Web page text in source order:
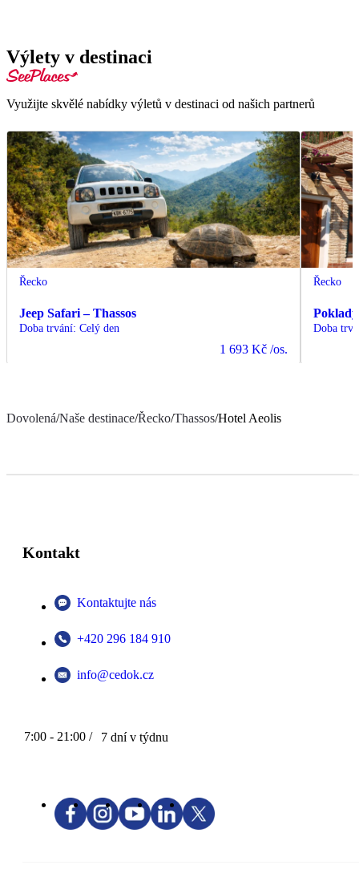
Výlety v destinaci
Využijte skvělé nabídky výletů v destinaci od našich partnerů
Řecko
Jeep Safari – Thassos
Doba trvání: Celý den
1 693 Kč /os.
Řecko
Doba
Dovolená/Naše destinace/Řecko/Thassos/Hotel Aeolis
Kontakt
Kontaktujte nás
+420 296 184 910
info@cedok.cz
7:00 - 21:00 / 7 dní v týdnu